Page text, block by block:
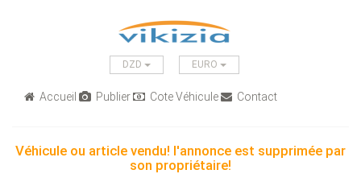
DZD EURO
Accueil Publier Cote Véhicule Contact
Véhicule ou article vendu! l'annonce est supprimée par
son propriétaire!